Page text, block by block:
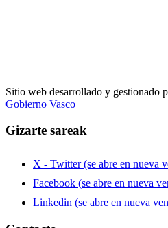
Sitio web desarrollado y gestionado
Gobierno Vasco
Gizarte sareak
X - Twitter (se abre en nueva
Facebook (se abre en nueva
Linkedin (se abre en nueva